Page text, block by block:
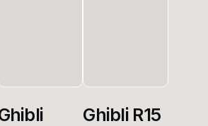
Ghibli R15